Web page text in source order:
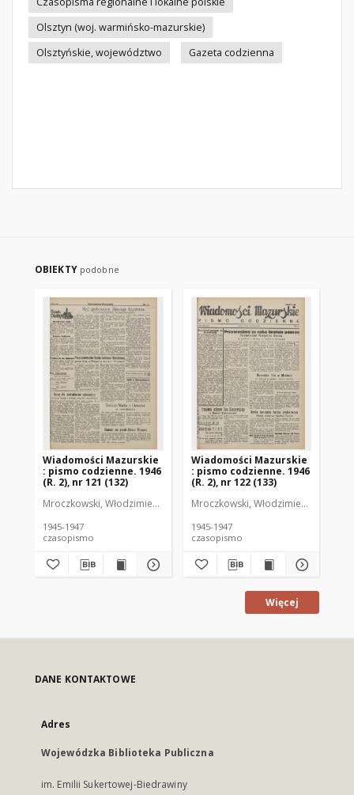
Olsztyn (woj. warmińsko-mazurskie)
Olsztyńskie, województwo
Gazeta codzienna
OBIEKTY podobne
Wiadomości Mazurskie
: pismo codzienne. 1946
(R. 2), nr 121 (132)
Mroczkowski, Włodzimierz (1902-1971). Redaktor
1945-1947
czasopismo
Wiadomości Mazurskie
: pismo codzienne. 1946
(R. 2), nr 122 (133)
Mroczkowski, Włodzimierz (1902-
1945-1947
czasopismo
Więcej
DANE KONTAKTOWE
Adres
Wojewódzka Biblioteka Publiczna
im. Emilii Sukertowej-Biedrawiny